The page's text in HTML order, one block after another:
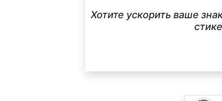
Хотите ускорить ваше